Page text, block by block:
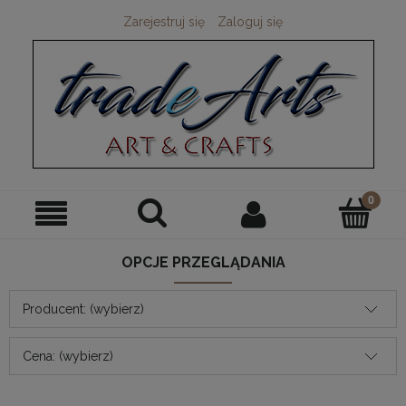
Zarejestruj się Zaloguj się
OPCJE PRZEGLĄDANIA
Producent: (wybierz)
Cena: (wybierz)